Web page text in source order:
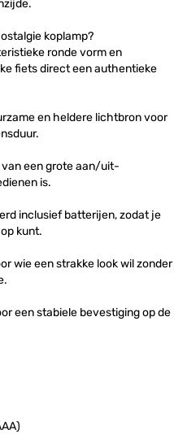
koplamp?
ronde vorm en
fiets direct een authentieke
en heldere lichtbron voor
van een grote aan/uit-
is.
inclusief batterijen, zodat je
kunt.
wie een strakke look wil zonder
een stabiele bevestiging op de